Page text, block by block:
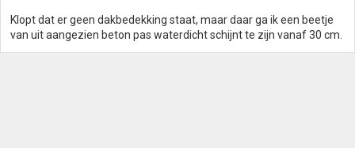
Klopt dat er geen dakbedekking staat, maar daar ga ik een beetje
van uit aangezien beton pas waterdicht schijnt te zijn vanaf 30 cm.